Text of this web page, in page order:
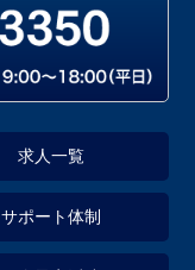
求人一覧
サポート体制